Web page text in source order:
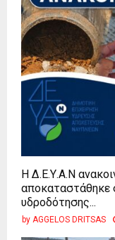
Η Δ.Ε.Υ.Α.Ν
αποκαταστάθηκε
υδροδότησης...
by AGGELOS DRITSAS